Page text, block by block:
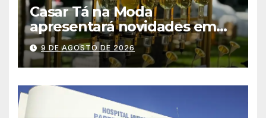
Casar Tá na Moda
apresentará novidades em
entretenimento para
casamentos e festas de
debutantes
9 DE AGOSTO DE 2026